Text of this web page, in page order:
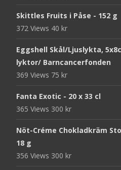
Skittles Fruits i Påse - 152 g
372 Views 40 kr
Eggshell Skål/Ljuslykta,
lyktor/ Barncancerfonden
369 Views 75 kr
Fanta Exotic - 20 x 33 cl
365 Views 300 kr
Nöt-Créme Chokladkräm
18 g
356 Views 300 kr